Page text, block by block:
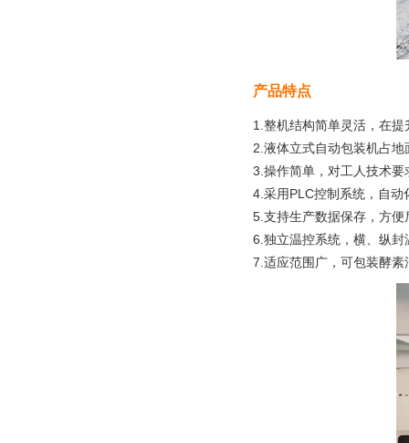
产品特点
1.整机结构简单灵活，在
2.液体立式自动包装机占
3.操作简单，对工人技术
4.采用PLC控制系统，自
5.支持生产数据保存，方
6.独立温控系统，横、纵
7.适应范围广，可包装酵